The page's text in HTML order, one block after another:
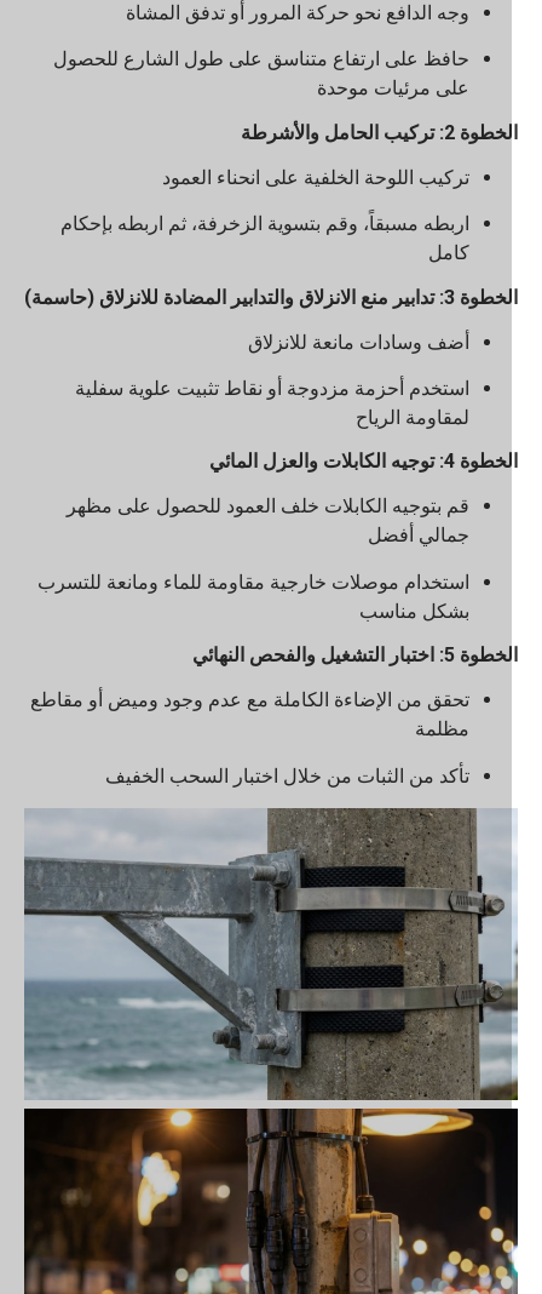
وجه الدافع نحو حركة المرور أو تدفق المشاة
حافظ على ارتفاع متناسق على طول الشارع للحصول
على مرئيات موحدة
2: تركيب الحامل والأشرطة
تركيب اللوحة الخلفية على انحناء العمود
اربطه مسبقاً، وقم بتسوية الزخرفة، ثم اربطه بإحكام
كامل
منع الانزلاق والتدابير المضادة للانزلاق (حاسمة)
أضف وسادات مانعة للانزلاق
استخدم أحزمة مزدوجة أو نقاط تثبيت علوية سفلية
لمقاومة الرياح
4: توجيه الكابلات والعزل المائي
قم بتوجيه الكابلات خلف العمود للحصول على مظهر
جمالي أفضل
استخدام موصلات خارجية مقاومة للماء ومانعة للتسرب
بشكل مناسب
5: اختبار التشغيل والفحص النهائي
تحقق من الإضاءة الكاملة مع عدم وجود وميض أو مقاطع
مظلمة
تأكد من الثبات من خلال اختبار السحب الخفيف